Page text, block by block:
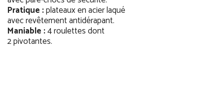
Pratique :plateaux en acier laqué
avec revêtement antidérapant.
Maniable :4 roulettes dont
2 pivotantes.